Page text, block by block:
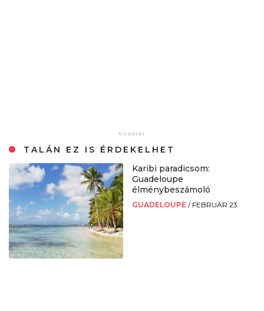
TALÁN EZ IS ÉRDEKELHET
Karibi paradicsom:
Guadeloupe
élménybeszámoló
GUADELOUPE / FEBRUÁR 23.